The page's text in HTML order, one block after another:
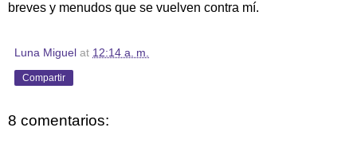
breves y menudos que se vuelven contra mí.
Luna Miguel at 12:14 a. m.
Compartir
8 comentarios: